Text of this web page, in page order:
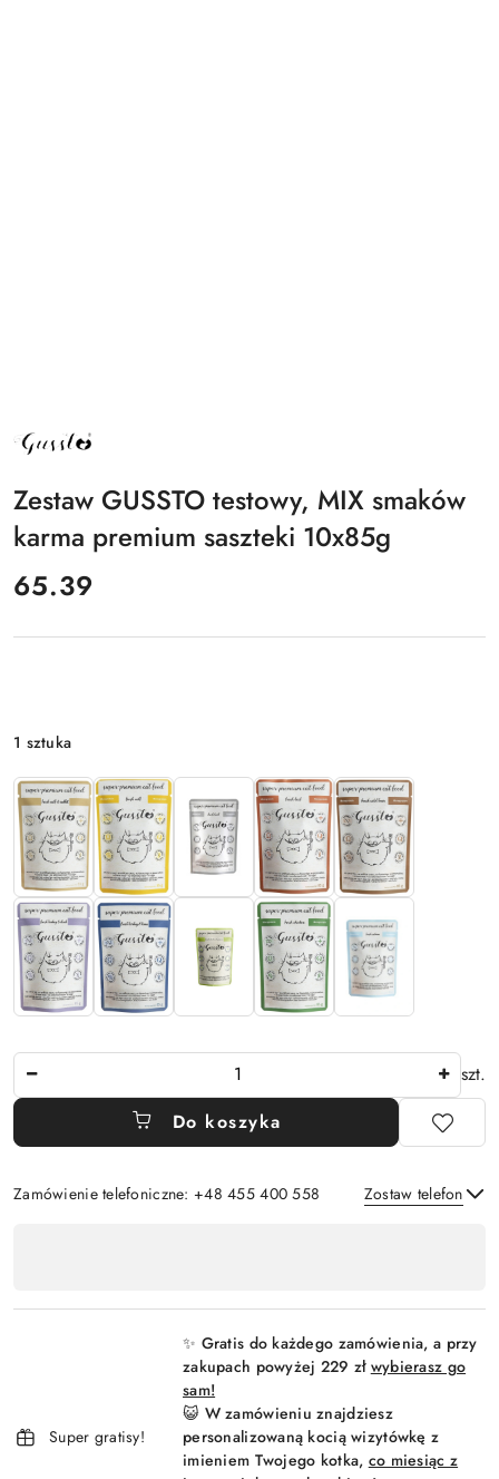
NAZWA
PRODUCENTA:
Zestaw GUSSTO testowy, MIX smaków
karma premium saszteki 10x85g
cena:
65.39
Wariant
1 sztuka
szt.
Do koszyka
Zamówienie telefoniczne: +48 455 400 558 Zostaw telefon
płatność
Super gratisy!
✨ Gratis do każdego zamówienia, a przy
zakupach powyżej 229 zł wybierasz go
sam!
😺 W zamówieniu znajdziesz
personalizowaną kocią wizytówkę z
imieniem Twojego kotka, co miesiąc z